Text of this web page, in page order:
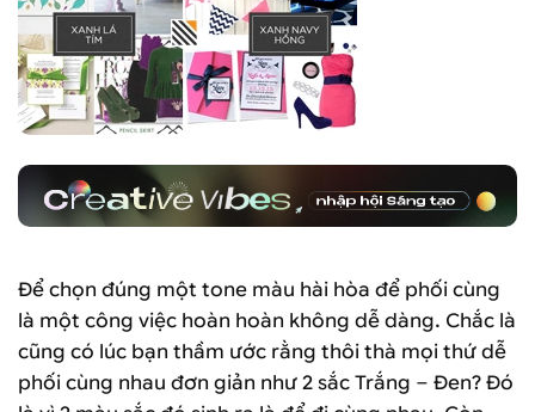
Để chọn đúng một tone màu hài hòa để phối cùng
là một công việc hoàn hoàn không dễ dàng. Chắc là
cũng có lúc bạn thầm ước rằng thôi thà mọi thứ dễ
phối cùng nhau đơn giản như 2 sắc Trắng – Đen? Đó